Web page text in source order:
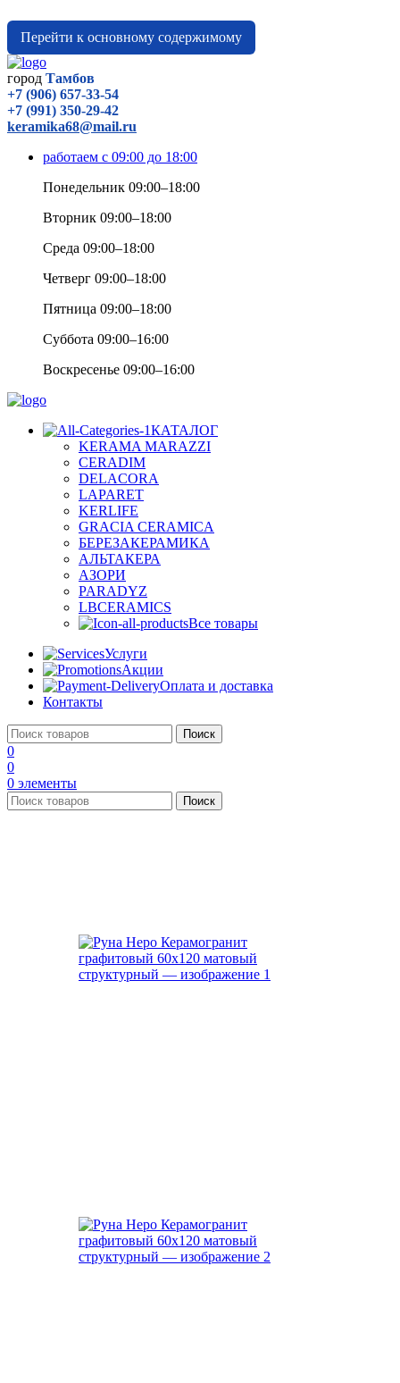
Перейти к основному содержимому
город Тамбов
+7 (906) 657-33-54
+7 (991) 350-29-42
keramika68@mail.ru
работаем с 09:00 до 18:00
Понедельник 09:00–18:00
Вторник 09:00–18:00
Среда 09:00–18:00
Четверг 09:00–18:00
Пятница 09:00–18:00
Суббота 09:00–16:00
Воскресенье 09:00–16:00
КАТАЛОГ
KERAMA MARAZZI
CERADIM
DELACORA
LAPARET
KERLIFE
GRACIA CERAMICA
БЕРЕЗАКЕРАМИКА
АЛЬТАКЕРА
АЗОРИ
PARADYZ
LBCERAMICS
Все товары
Услуги
Акции
Оплата и доставка
Контакты
Поиск
0
0
0 элементы
Поиск